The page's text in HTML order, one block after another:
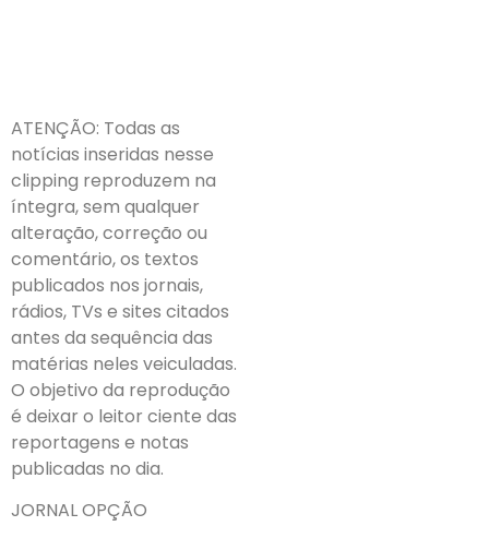
ATENÇÃO: Todas as
notícias inseridas nesse
clipping reproduzem na
íntegra, sem qualquer
alteração, correção ou
comentário, os textos
publicados nos jornais,
rádios, TVs e sites citados
antes da sequência das
matérias neles veiculadas.
O objetivo da reprodução
é deixar o leitor ciente das
reportagens e notas
publicadas no dia.
JORNAL OPÇÃO